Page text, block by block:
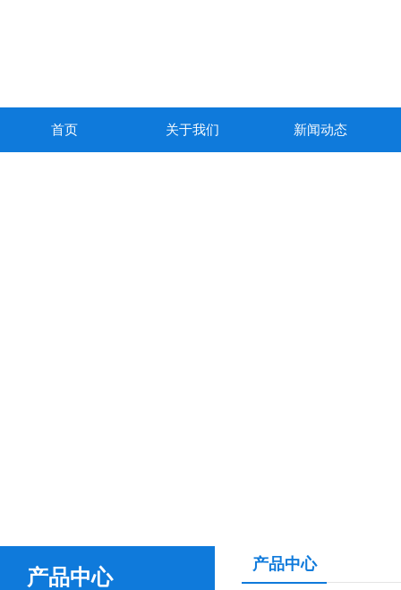
首页 关于我们 新闻动态
产品中心
产品中心